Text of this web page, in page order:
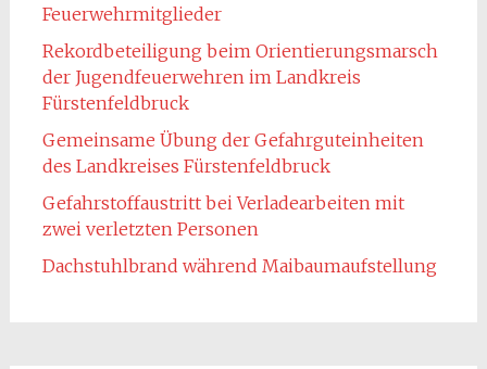
Feuerwehrmitglieder
Rekordbeteiligung beim Orientierungsmarsch
der Jugendfeuerwehren im Landkreis
Fürstenfeldbruck
Gemeinsame Übung der Gefahrguteinheiten
des Landkreises Fürstenfeldbruck
Gefahrstoffaustritt bei Verladearbeiten mit
zwei verletzten Personen
Dachstuhlbrand während Maibaumaufstellung